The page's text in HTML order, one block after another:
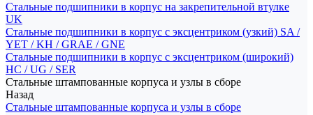
Стальные подшипники в корпус на закрепительной втулке
UK
Стальные подшипники в корпус с эксцентриком (узкий) SA /
YET / KH / GRAE / GNE
Стальные подшипники в корпус с эксцентриком (широкий)
HC / UG / SER
Стальные штампованные корпуса и узлы в сборе
Назад
Стальные штампованные корпуса и узлы в сборе